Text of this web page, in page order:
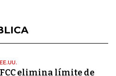
EE.UU.
FCC elimina límite de